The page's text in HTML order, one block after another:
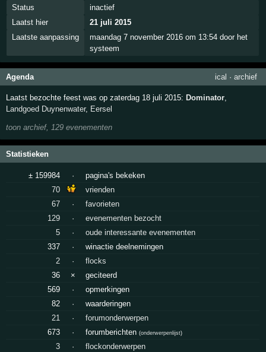
Status
inactief
Laatst hier
21 juli 2015
Laatste aanpassing
maandag 7 november 2016 om 13:54 door het
systeem
Agenda ical · archief
Laatst bezochte feest was op zaterdag 18 juli 2015:Dominator
Landgoed Duynenwater, Eersel
toon archief, 129 evenementen
Statistieken
± 159984 ·
pagina's bekeken
70
vrienden
67
·
favorieten
129
·
evenementen bezocht
5
·
oude interessante evenementen
337
·
winactie deelnemingen
2
·
flocks
36
×
geciteerd
569
·
opmerkingen
82
·
waarderingen
21
·
forumonderwerpen
673
· forumberichten(onderwerpenlijst)
3 ·
flockonderwerpen